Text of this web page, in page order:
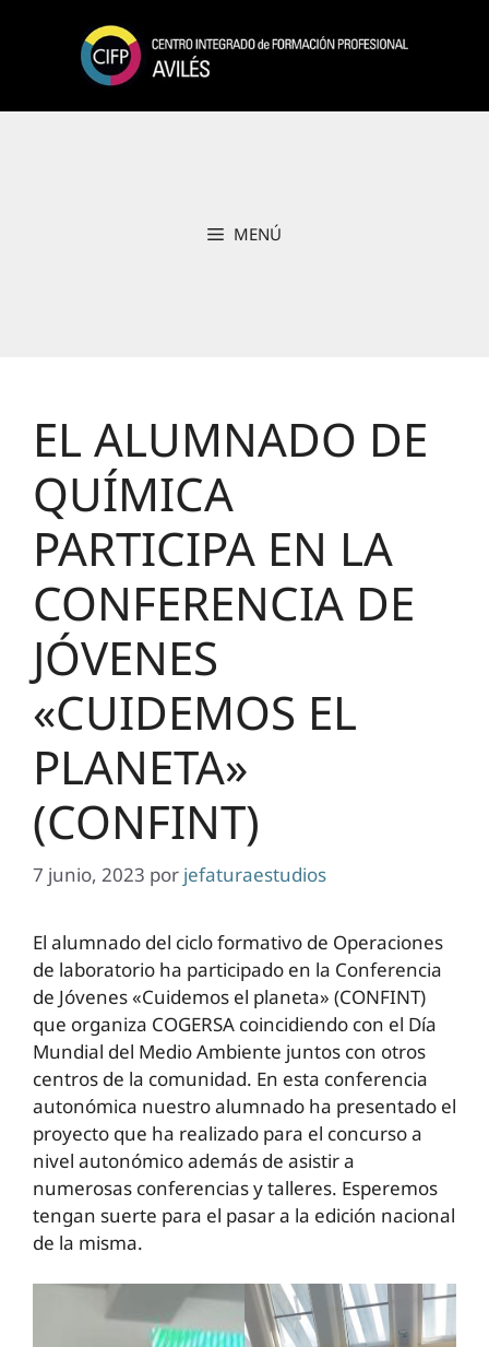
contenido
MENÚ
EL ALUMNADO DE
QUÍMICA
PARTICIPA EN LA
CONFERENCIA DE
JÓVENES
«CUIDEMOS EL
PLANETA»
(CONFINT)
7 junio, 2023 por jefaturaestudios
El alumnado del ciclo formativo de Operaciones
de laboratorio ha participado en la Conferencia
de Jóvenes «Cuidemos el planeta» (CONFINT)
que organiza COGERSA coincidiendo con el Día
Mundial del Medio Ambiente juntos con otros
centros de la comunidad. En esta conferencia
autonómica nuestro alumnado ha presentado el
proyecto que ha realizado para el concurso a
nivel autonómico además de asistir a
numerosas conferencias y talleres. Esperemos
tengan suerte para el pasar a la edición nacional
de la misma.